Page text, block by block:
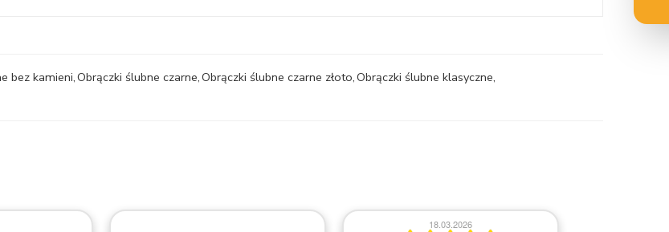
bez kamieni,Obrączki ślubne czarne,Obrączki ślubne czarne złoto,Obrączki ślubne klasyczne,
18.03.2026